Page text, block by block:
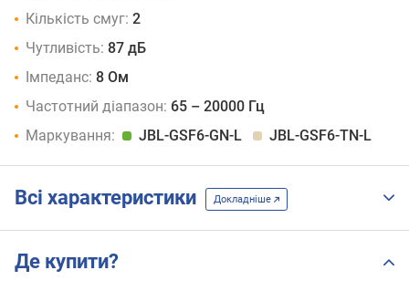
Кількість смуг: 2
Чутливість: 87 дБ
Імпеданс: 8 Ом
Частотний діапазон: 65 – 20000 Гц
Маркування:
JBL-GSF6-GN-L JBL-GSF6-TN-L
Всі характеристики Докладніше
Де купити?